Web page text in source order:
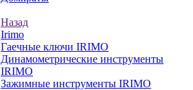
Назад
Irimo
Гаечные ключи IRIMO
Динамометрические инструменты
IRIMO
Зажимные инструменты IRIMO